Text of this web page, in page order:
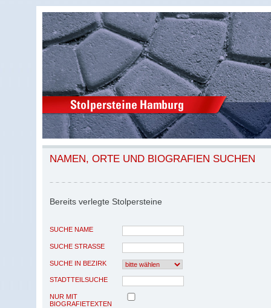
NAMEN, ORTE UND BIOGRAFIEN SUCHEN
Bereits verlegte Stolpersteine
SUCHE NAME
SUCHE STRASSE
SUCHE IN BEZIRK
STADTTEILSUCHE
NUR MIT
BIOGRAFIETEXTEN